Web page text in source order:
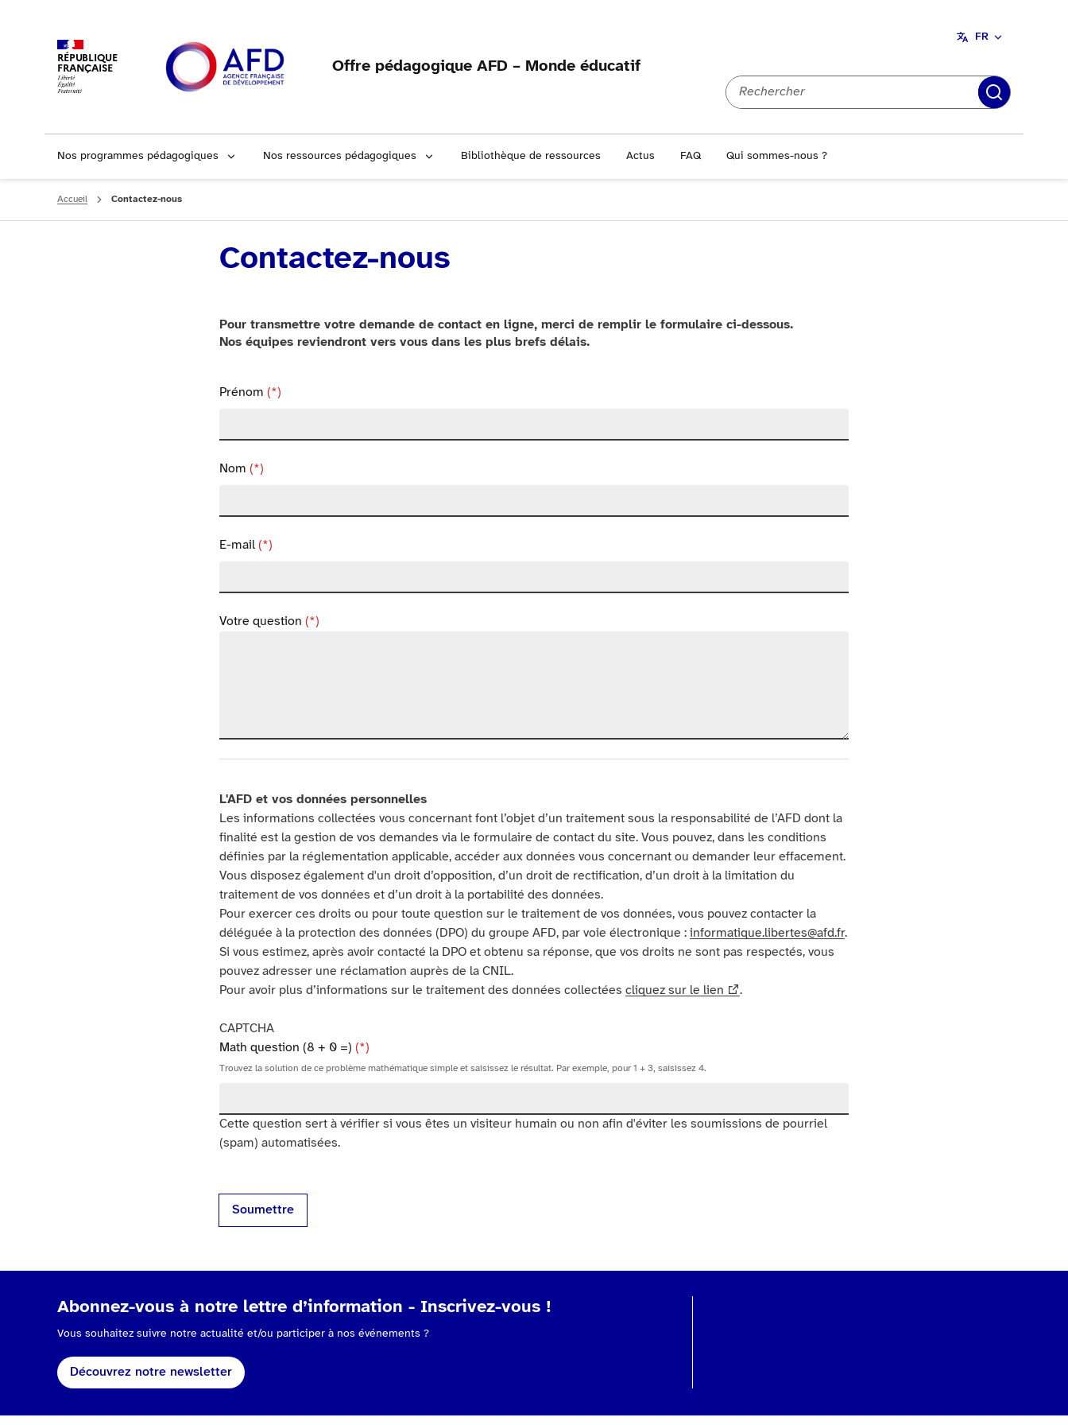
RÉPUBLIQUE
FRANÇAISE Offre pédagogique AFD – Monde éducatif
FR
Nos programmes pédagogiques Nos ressources pédagogiques Bibliothèque de ressources Actus FAQ Qui sommes-nous ?
Accueil Contactez-nous
Contactez-nous
Pour transmettre votre demande de contact en ligne, merci de remplir le formulaire ci-dessous.
Nos équipes reviendront vers vous dans les plus brefs délais.
Prénom (*)
Nom (*)
E-mail (*)
Votre question (*)
L'AFD et vos données personnelles
Les informations collectées vous concernant font l’objet d’un traitement sous la responsabilité de l’AFD dont la
finalité est la gestion de vos demandes via le formulaire de contact du site. Vous pouvez, dans les conditions
définies par la réglementation applicable, accéder aux données vous concernant ou demander leur effacement.
Vous disposez également d'un droit d’opposition, d’un droit de rectification, d’un droit à la limitation du
traitement de vos données et d’un droit à la portabilité des données.
Pour exercer ces droits ou pour toute question sur le traitement de vos données, vous pouvez contacter la
déléguée à la protection des données (DPO) du groupe AFD, par voie électronique : informatique.libertes@afd.fr.
Si vous estimez, après avoir contacté la DPO et obtenu sa réponse, que vos droits ne sont pas respectés, vous
pouvez adresser une réclamation auprès de la CNIL.
Pour avoir plus d’informations sur le traitement des données collectées cliquez sur le lien .
CAPTCHA
Math question (8 + 0 =) (*)
Trouvez la solution de ce problème mathématique simple et saisissez le résultat. Par exemple, pour 1 + 3, saisissez 4.
Cette question sert à vérifier si vous êtes un visiteur humain ou non afin d'éviter les soumissions de pourriel
(spam) automatisées.
Soumettre
Abonnez-vous à notre lettre d’information - Inscrivez-vous !
Vous souhaitez suivre notre actualité et/ou participer à nos événements ?
Découvrez notre newsletter